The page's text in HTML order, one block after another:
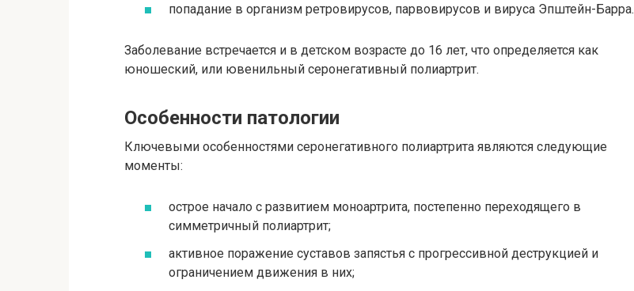
попадание в организм ретровирусов, парвовирусов и вируса Эпштейн-Барра.
Заболевание встречается и в детском возрасте до 16 лет, что определяется как
юношеский, или ювенильный серонегативный полиартрит.
Особенности патологии
Ключевыми особенностями серонегативного полиартрита являются следующие
моменты:
острое начало с развитием моноартрита, постепенно переходящего в
симметричный полиартрит;
активное поражение суставов запястья с прогрессивной деструкцией и
ограничением движения в них;